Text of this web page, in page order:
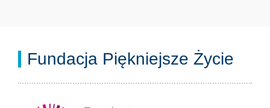
Fundacja Piękniejsze Życie